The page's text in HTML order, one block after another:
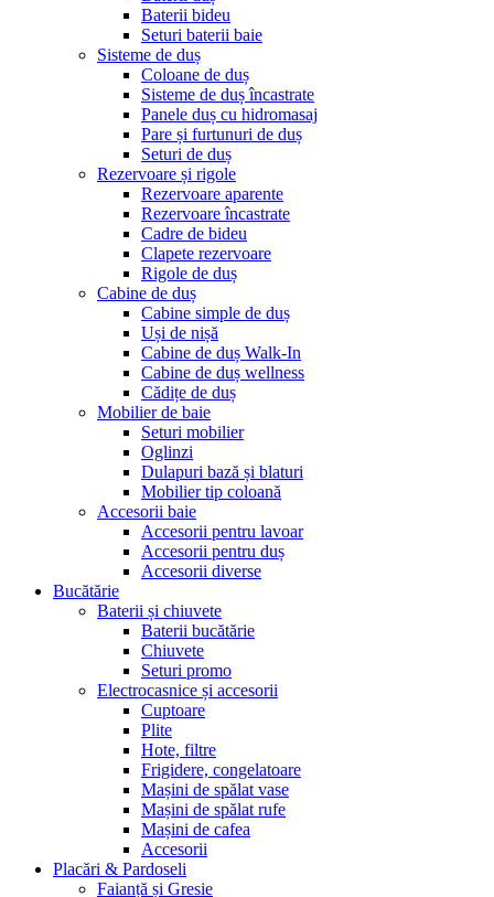
Baterii bideu
Seturi baterii baie
Sisteme de duș
Coloane de duș
Sisteme de duș încastrate
Panele duș cu hidromasaj
Pare și furtunuri de duș
Seturi de duș
Rezervoare și rigole
Rezervoare aparente
Rezervoare încastrate
Cadre de bideu
Clapete rezervoare
Rigole de duș
Cabine de duș
Cabine simple de duș
Uși de nișă
Cabine de duș Walk-In
Cabine de duș wellness
Cădițe de duș
Mobilier de baie
Seturi mobilier
Oglinzi
Dulapuri bază și blaturi
Mobilier tip coloană
Accesorii baie
Accesorii pentru lavoar
Accesorii pentru duș
Accesorii diverse
Bucătărie
Baterii și chiuvete
Baterii bucătărie
Chiuvete
Seturi promo
Electrocasnice și accesorii
Cuptoare
Plite
Hote, filtre
Frigidere, congelatoare
Mașini de spălat vase
Mașini de spălat rufe
Mașini de cafea
Accesorii
Placări & Pardoseli
Faianță și Gresie